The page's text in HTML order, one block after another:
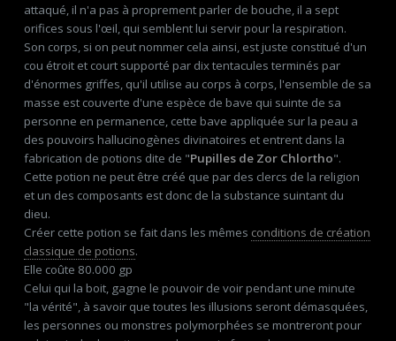
attaqué, il n'a pas à proprement parler de bouche, il a sept
orifices sous l'œil, qui semblent lui servir pour la respiration.
Son corps, si on peut nommer cela ainsi, est juste constitué d'un
cou étroit et court supporté par dix tentacules terminés par
d'énormes griffes, qu'il utilise au corps à corps, l'ensemble de sa
masse est couverte d'une espèce de bave qui suinte de sa
personne en permanence, cette bave appliquée sur la peau a
des pouvoirs hallucinogènes divinatoires et entrent dans la
fabrication de potions dite de "Pupilles de Zor Chlortho".
Cette potion ne peut être créé que par des clercs de la religion
et un des composants est donc de la substance suintant du
dieu.
Créer cette potion se fait dans les mêmes conditions de création
classique de potions.
Elle coûte 80.000 gp
Celui qui la boit, gagne le pouvoir de voir pendant une minute
"la vérité", à savoir que toutes les illusions seront démasquées,
les personnes ou monstres polymorphées se montreront pour